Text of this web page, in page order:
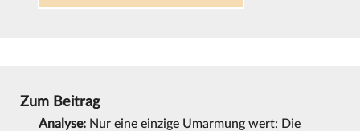
Zum Beitrag
Analyse: Nur eine einzige Umarmung wert: Die